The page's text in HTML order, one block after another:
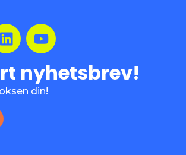
nyhetsbrev!
din!